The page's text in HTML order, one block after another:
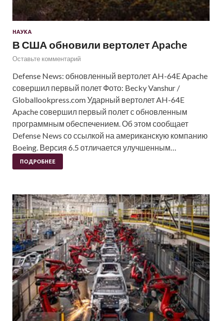
НАУКА
В США обновили вертолет Apache
Оставьте комментарий
Defense News: обновленный вертолет AH-64E Apache
совершил первый полет Фото: Becky Vanshur /
Globallookpress.com Ударный вертолет AH-64E
Apache совершил первый полет с обновленным
программным обеспечением. Об этом сообщает
Defense News со ссылкой на американскую компанию
Boeing. Версия 6.5 отличается улучшенным…
ПОДРОБНЕЕ